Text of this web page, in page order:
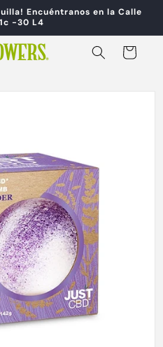
Encuéntranos en la Calle
-30 L4
Carrito